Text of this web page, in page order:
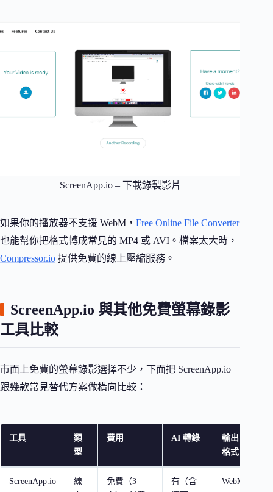
ScreenApp.io – 下載錄製影片
如果你的播放器不支援 WebM， Free Online File Converter
也能幫你把格式轉成常見的 MP4 或 AVI。檔案太大時，
Compressor.io 提供免費的線上壓縮服務。
ScreenApp.io 與其他免費螢幕錄影
工具比較
市面上免費的螢幕錄影選擇不少，下面把 ScreenApp.io
跟幾款常見替代方案做橫向比較：
工具
類
型
費用 AI 轉錄
輸出
格式
ScreenApp.io
線
免費（3
有（含
WebM